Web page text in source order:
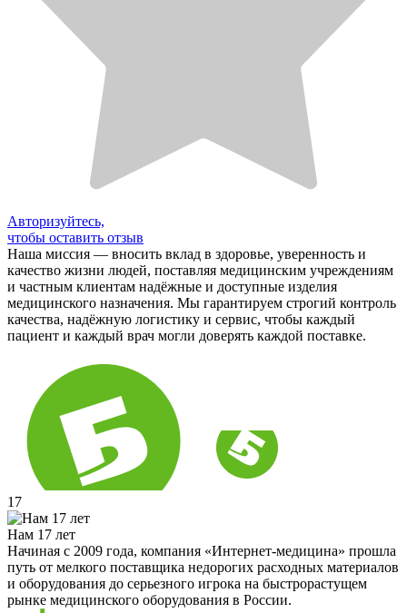
Авторизуйтесь,
чтобы оставить отзыв
Наша миссия — вносить вклад в здоровье, уверенность и
качество жизни людей, поставляя медицинским учреждениям
и частным клиентам надёжные и доступные изделия
медицинского назначения. Мы гарантируем строгий контроль
качества, надёжную логистику и сервис, чтобы каждый
пациент и каждый врач могли доверять каждой поставке.
17
Нам 17 лет
Начиная с 2009 года, компания «Интернет-медицина» прошла
путь от мелкого поставщика недорогих расходных материалов
и оборудования до серьезного игрока на быстрорастущем
рынке медицинского оборудования в России.